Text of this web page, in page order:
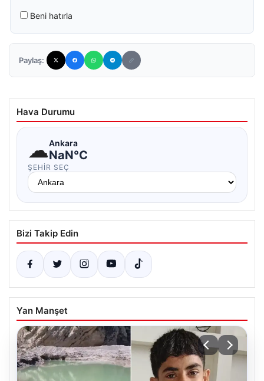
Beni hatırla
Paylaş:
Hava Durumu
☁Ankara
NaN°C
ŞEHIR SEÇ
Bizi Takip Edin
Yan Manşet